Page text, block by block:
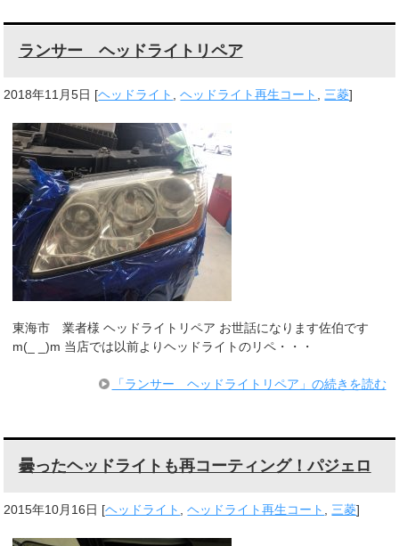
ランサー ヘッドライトリペア
2018年11月5日 [ヘッドライト ,ヘッドライト再生コート 三菱]
東海市 業者様 ヘッドライトリペア お世話になります佐伯です
m(_ _)m 当店では以前よりヘッドライトのリペ・・・
「ランサー ヘッドライトリペア」の続きを読む
曇ったヘッドライトも再コーティング！パジェロ
2015年10月16日 [ヘッドライト ,ヘッドライト再生コート ,三菱]